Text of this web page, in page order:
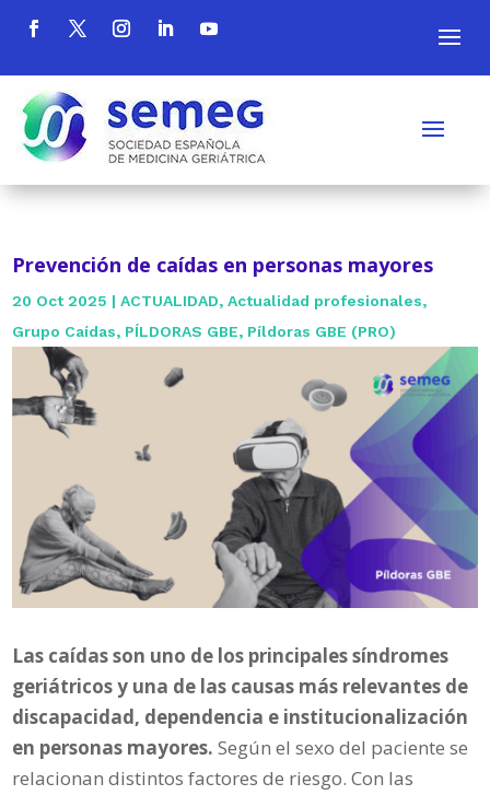
Prevención de caídas en personas mayores
20 Oct 2025 |ACTUALIDAD,Actualidad profesionales,
Grupo Caídas, PÍLDORAS GBE, Píldoras GBE (PRO)
Las caídas son uno de los principales síndromes
geriátricos y una de las causas más relevantes de
discapacidad, dependencia e institucionalización
en personas mayores. Según el sexo del paciente se
relacionan distintos factores de riesgo. Con las